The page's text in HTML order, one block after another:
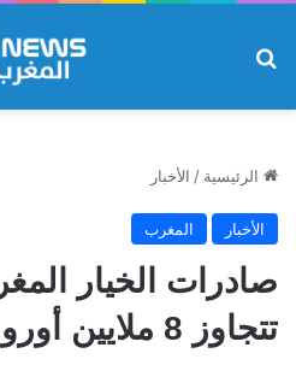
الرئيسية / الأخبار
الأخبار المغرب
صادرات الخيار
تتجاوز 8 ملايين أورو